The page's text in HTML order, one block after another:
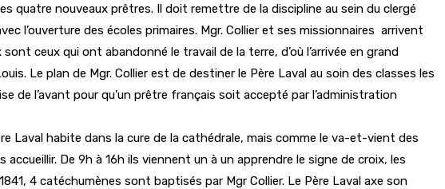
quatre nouveaux prêtres. Il doit remettre de la discipline au sein du clergé
l’ouverture des écoles primaires. Mgr. Collier et ses missionnaires arrivent
ceux qui ont abandonné le travail de la terre, d’où l’arrivée en grand
Le plan de Mgr. Collier est de destiner le Père Laval au soin des classes les
de l’avant pour qu’un prêtre français soit accepté par l’administration
Laval habite dans la cure de la cathédrale, mais comme le va-et-vient des
De 9h à 16h ils viennent un à un apprendre le signe de croix, les
4 catéchumènes sont baptisés par Mgr Collier. Le Père Laval axe son